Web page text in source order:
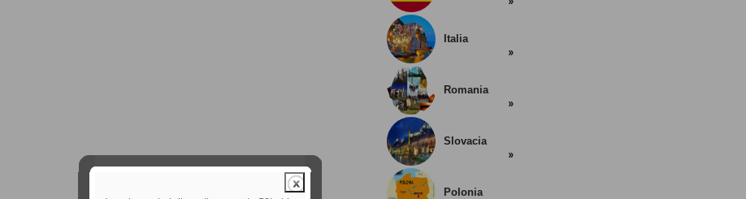
Italia
Romania
Slovacia
Polonia